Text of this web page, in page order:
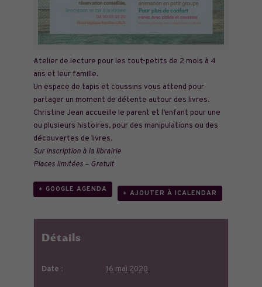
Atelier de lecture pour les tout-petits de 2 mois à 4
ans et leur famille.
Un espace de tapis et coussins vous attend pour
partager un moment de détente autour des livres.
Christine Jean accueille le parent et l’enfant pour une
ou plusieurs histoires, pour des manipulations ou des
découvertes de livres.
Sur inscription à la librairie
Places limitées – Gratuit
+ GOOGLE AGENDA
+ AJOUTER À ICALENDAR
Détails
Date : 16 mai 2020